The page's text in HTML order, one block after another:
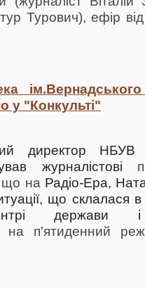
Турович), ефір
у "Конкульті"
директор
журналістові
що на Радіо-Ера,
що склалася
на п'ятиденний